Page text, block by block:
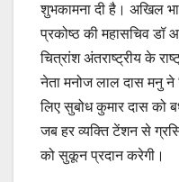
शुभकामना दी है। अखिल
प्रकोष्ठ की महासचिव डॉ
चित्रांश अंतराष्ट्रीय के
नेता मनोज लाल दास मनु ने
लिए सुबोध कुमार दास
जब हर व्यक्ति टेंशन से
को सुकून प्रदान करेगी।